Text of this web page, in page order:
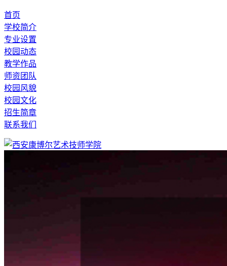
首页
学校简介
专业设置
校园动态
教学作品
师资团队
校园风貌
校园文化
招生简章
联系我们